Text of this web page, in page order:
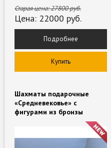
Старая цена:27800руб.
Цена: 22000 руб.
Подробнее
Купить
Шахматы подарочные
«Средневековье» с
фигурами из бронзы